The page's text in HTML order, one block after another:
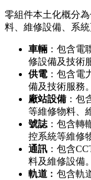
零組件本土化概分
料、維修設備、系統
車輛 ：包含電
修設備及技術
供電：包含電
備及技術服務。
廠站設備 ：包
等維修物料、
號誌 ：包含轉
控系統等維修
通訊 ：包含
料及維修設備。
軌道 ︰包含軌